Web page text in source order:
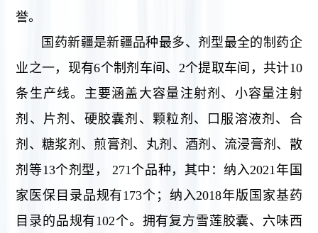
誉。
国药新疆是新疆品种最多、剂型最全的制药企
业之一，现有6个制剂车间、2个提取车间，共计10
条生产线。主要涵盖大容量注射剂、小容量注射
剂、片剂、硬胶囊剂、颗粒剂、口服溶液剂、合
剂、糖浆剂、煎膏剂、丸剂、酒剂、流浸膏剂、散
剂等13个剂型， 271个品种，其中：纳入2021年国
家医保目录品规有173个；纳入2018年版国家基药
目录的品规有102个。拥有复方雪莲胶囊、六味西